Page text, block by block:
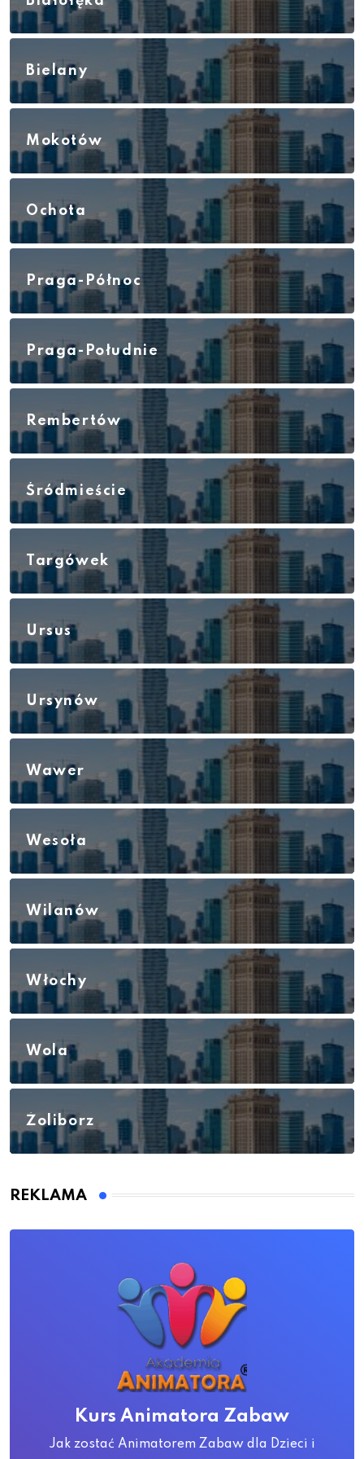
Bielany
Mokotów
Ochota
Praga-Północ
Praga-Południe
Rembertów
Śródmieście
Targówek
Ursus
Ursynów
Wawer
Wesoła
Wilanów
Włochy
Wola
Żoliborz
REKLAMA
Kurs Animatora Zabaw
Jak zostać Animatorem Zabaw dla Dzieci i